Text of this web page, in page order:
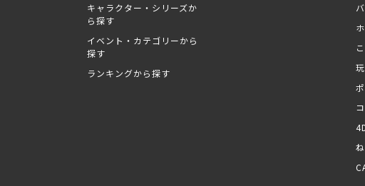
キャラクター・シリーズか
ら探す
イベント・カテゴリーから
探す
ランキングから探す